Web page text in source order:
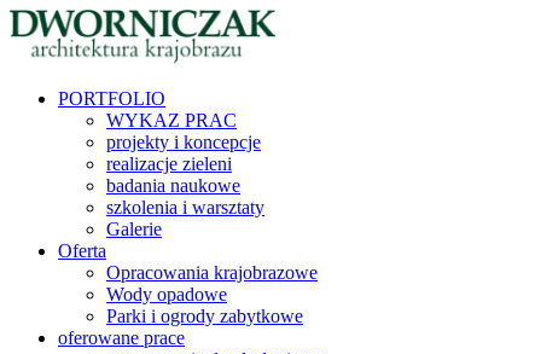
PORTFOLIO
WYKAZ PRAC
projekty i koncepcje
realizacje zieleni
badania naukowe
szkolenia i warsztaty
Galerie
Oferta
Opracowania krajobrazowe
Wody opadowe
Parki i ogrody zabytkowe
oferowane prace